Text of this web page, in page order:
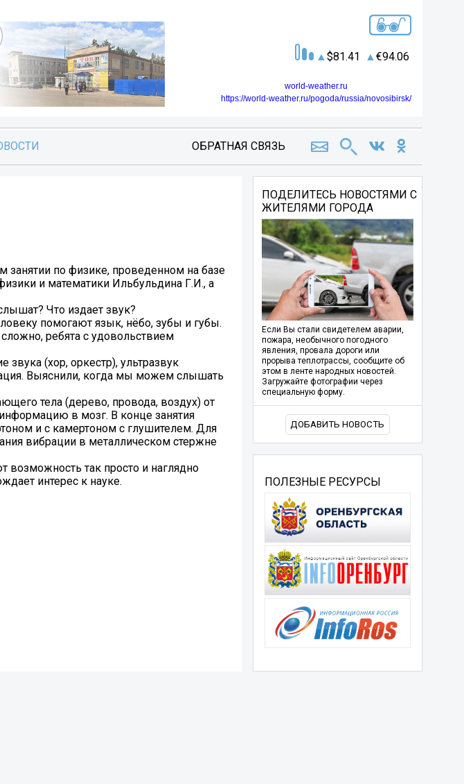
81.41 94.06
world-weather.ru
https://world-weather.ru/pogoda/russia/novosibirsk/
ОБРАТНАЯ СВЯЗЬ
занятии по физике, проведенном на базе
и математики Ильбульдина Г.И., а
Что издает звук?
помогают язык, нёбо, зубы и губы.
ребята с удовольствием
звука (хор, оркестр), ультразвук
Выяснили, когда мы можем слышать
тела (дерево, провода, воздух) от
в мозг. В конце занятия
и с камертоном с глушителем. Для
вибрации в металлическом стержне
возможность так просто и наглядно
интерес к науке.
ПОДЕЛИТЕСЬ НОВОСТЯМИ С
ЖИТЕЛЯМИ ГОРОДА
Если Вы стали свидетелем аварии,
пожара, необычного погодного
явления, провала дороги или
прорыва теплотрассы, сообщите об
этом в ленте народных новостей.
Загружайте фотографии через
специальную форму.
ДОБАВИТЬ НОВОСТЬ
ПОЛЕЗНЫЕ РЕСУРСЫ